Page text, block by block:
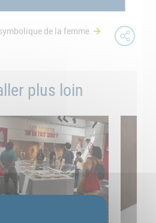
de la femme
plus loin